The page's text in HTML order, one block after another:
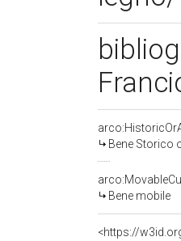
Bene Storico
Bene mobile
<https://